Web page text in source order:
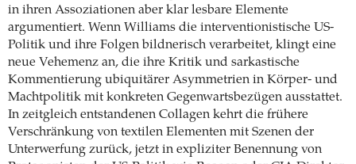
in ihren Assoziationen aber klar lesbare Elemente
argumentiert. Wenn Williams die interventionistische US-
Politik und ihre Folgen bildnerisch verarbeitet, klingt eine
neue Vehemenz an, die ihre Kritik und sarkastische
Kommentierung ubiquitärer Asymmetrien in Körper- und
Machtpolitik mit konkreten Gegenwartsbezügen ausstattet.
In zeitgleich entstandenen Collagen kehrt die frühere
Verschränkung von textilen Elementen mit Szenen der
Unterwerfung zurück, jetzt in expliziter Benennung von